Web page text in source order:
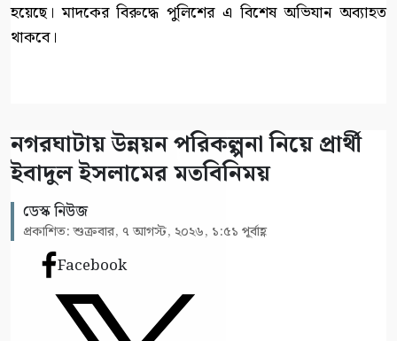
হয়েছে। মাদকের বিরুদ্ধে পুলিশের এ বিশেষ অভিযান অব্যাহত
থাকবে।
নগরঘাটায় উন্নয়ন পরিকল্পনা নিয়ে প্রার্থী
ইবাদুল ইসলামের মতবিনিময়
ডেস্ক নিউজ
প্রকাশিত: শুক্রবার, ৭ আগস্ট, ২০২৬, ১:৫১ পূর্বাহ্ণ
Facebook